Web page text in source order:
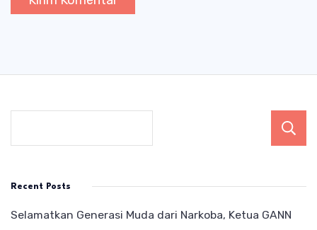
Recent Posts
Selamatkan Generasi Muda dari Narkoba, Ketua GANN